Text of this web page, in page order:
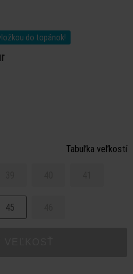
do topánok!
Tabuľka veľkostí
45